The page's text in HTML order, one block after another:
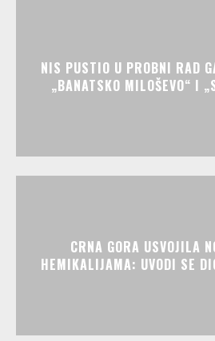
NIS PUSTIO U PROBNI RAD
„BANATSKO MILOŠEVO“ I
CRNA GORA USVOJILA
HEMIKALIJAMA: UVODI SE